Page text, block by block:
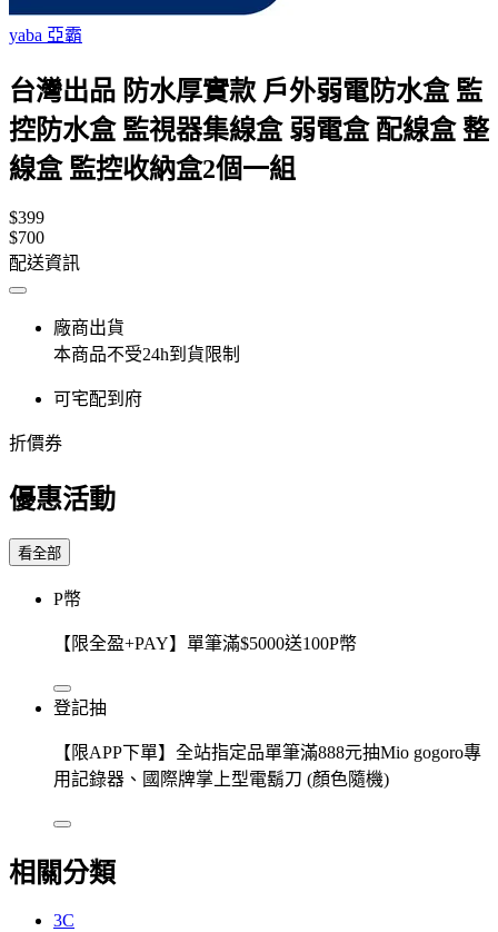
yaba 亞霸
台灣出品 防水厚實款 戶外弱電防水盒 監
控防水盒 監視器集線盒 弱電盒 配線盒 整
線盒 監控收納盒2個一組
$399
$700
配送資訊
廠商出貨
本商品不受24h到貨限制
可宅配到府
折價券
優惠活動
看全部
P幣
【限全盈+PAY】單筆滿$5000送100P幣
登記抽
【限APP下單】全站指定品單筆滿888元抽Mio gogoro專
用記錄器、國際牌掌上型電鬍刀 (顏色隨機)
相關分類
3C